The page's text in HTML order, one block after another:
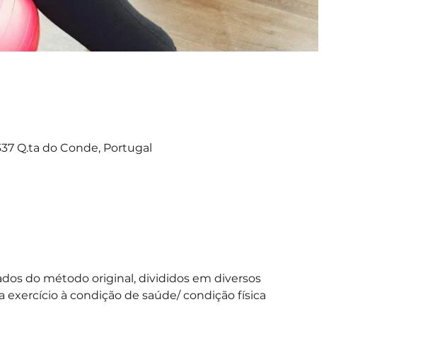
Q.ta do Conde, Portugal
do método original, divididos em diversos
à condição de saúde/ condição física